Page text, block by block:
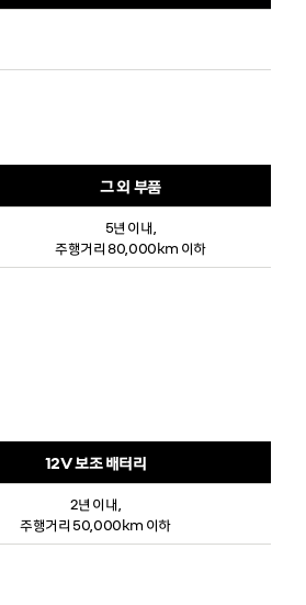
그 외 부품
5년 이내,
주행거리 80,000km 이하
12V 보조 배터리
2년 이내,
주행거리 50,000km 이하